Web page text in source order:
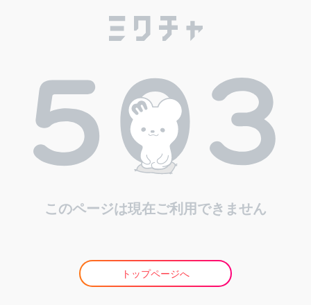
このページは現在ご利用できません